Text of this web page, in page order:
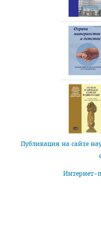
Публикация на сайте
Интернет-